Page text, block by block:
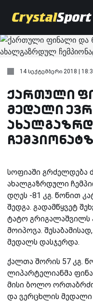
14 სექტემბერი 2018 |
ქართული
მედალი
სოფიაში გრძელდება
ახალგაზრდული
დღეს -81 კგ. წონით
შედგა. გადამწყვეტ
ტატო გრიგალაშვილს
მოიპოვა.
მედალს დასჯერდა.
ქალთა შორის 57 კგ.
ლიპარტელიანმა
მისი ბოლო
და ვერცხლის მედალი